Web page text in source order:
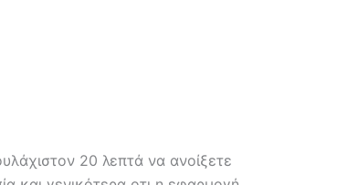
20 λεπτά να ανοίξετε